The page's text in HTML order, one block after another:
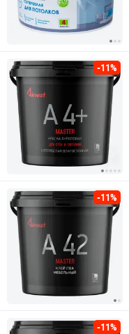
-11%
-11%
-11%